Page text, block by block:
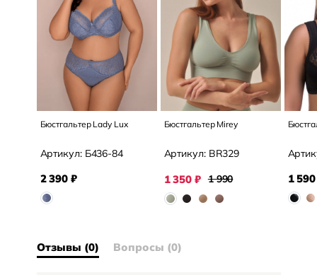
Бюстгальтер Lady Lux
Артикул: Б436-84
2 390 ₽
Бюстгальтер Mirey
Артикул: BR329
1 350 ₽ 1 990 1 590
Отзывы (0) Вопросы (0)